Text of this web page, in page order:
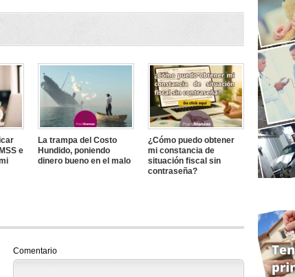
e
La trampa del Costo
Hundido, poniendo
dinero bueno en el malo
¿Cómo puedo obtener
mi constancia de
situación fiscal sin
contraseña?
Comentario